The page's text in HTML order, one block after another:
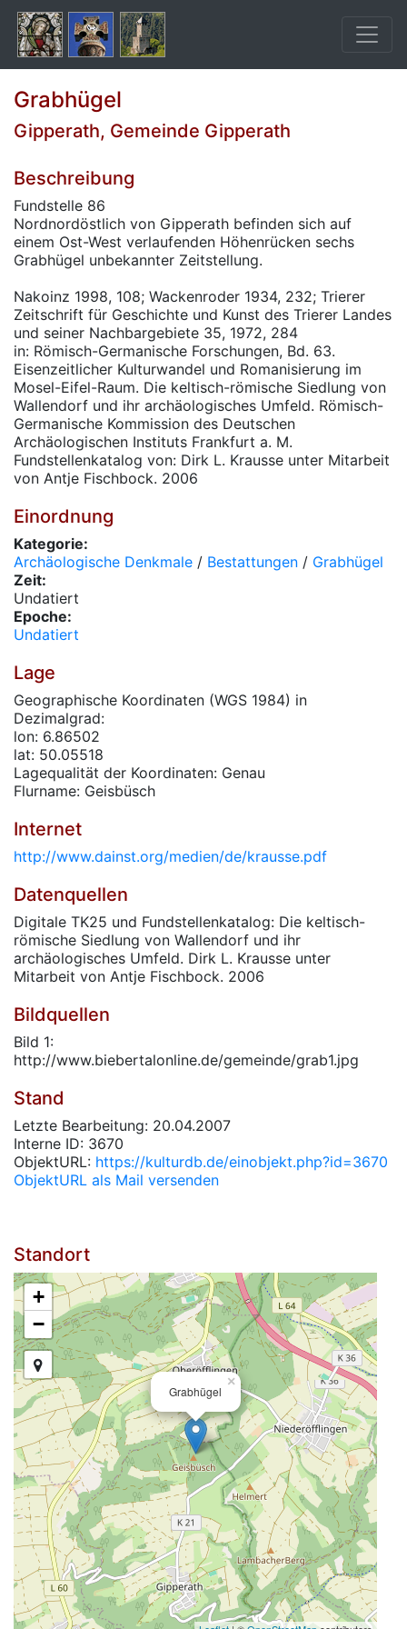
Grabhügel
Gipperath, Gemeinde Gipperath
Beschreibung
Fundstelle 86
Nordnordöstlich von Gipperath befinden sich auf
einem Ost-West verlaufenden Höhenrücken sechs
Grabhügel unbekannter Zeitstellung.
Nakoinz 1998, 108; Wackenroder 1934, 232; Trierer
Zeitschrift für Geschichte und Kunst des Trierer Landes
und seiner Nachbargebiete 35, 1972, 284
in: Römisch-Germanische Forschungen, Bd. 63.
Eisenzeitlicher Kulturwandel und Romanisierung im
Mosel-Eifel-Raum. Die keltisch-römische Siedlung von
Wallendorf und ihr archäologisches Umfeld. Römisch-
Germanische Kommission des Deutschen
Archäologischen Instituts Frankfurt a. M.
Fundstellenkatalog von: Dirk L. Krausse unter Mitarbeit
von Antje Fischbock. 2006
Einordnung
Kategorie:
Archäologische Denkmale / Bestattungen / Grabhügel
Zeit:
Undatiert
Epoche:
Undatiert
Lage
Geographische Koordinaten (WGS 1984) in
Dezimalgrad:
lon: 6.86502
lat: 50.05518
Lagequalität der Koordinaten: Genau
Flurname: Geisbüsch
Internet
http://www.dainst.org/medien/de/krausse.pdf
Datenquellen
Digitale TK25 und Fundstellenkatalog: Die keltisch-
römische Siedlung von Wallendorf und ihr
archäologisches Umfeld. Dirk L. Krausse unter
Mitarbeit von Antje Fischbock. 2006
Bildquellen
Bild 1:
http://www.biebertalonline.de/gemeinde/grab1.jpg
Stand
Letzte Bearbeitung: 20.04.2007
Interne ID: 3670
ObjektURL: https://kulturdb.de/einobjekt.php?id=3670
ObjektURL als Mail versenden
Standort
Grabhügel
×
+
−